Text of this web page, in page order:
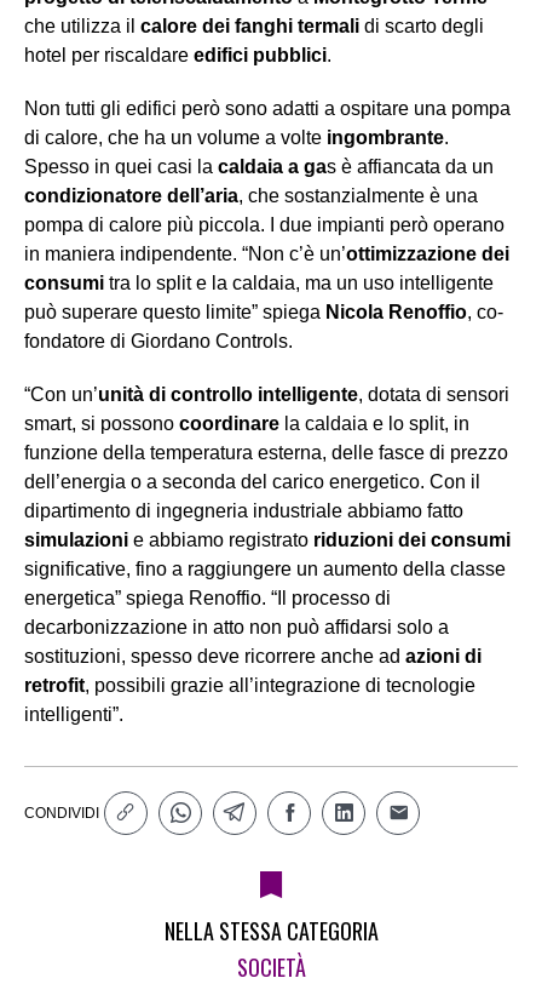
che utilizza il calore dei fanghi termali di scarto degli
hotel per riscaldare edifici pubblici.
Non tutti gli edifici però sono adatti a ospitare una pompa
di calore, che ha un volume a volte ingombrante.
Spesso in quei casi la caldaia a gas è affiancata da un
condizionatore dell’aria, che sostanzialmente è una
pompa di calore più piccola. I due impianti però operano
in maniera indipendente. “Non c’è un’ottimizzazione dei
consumi tra lo split e la caldaia, ma un uso intelligente
può superare questo limite” spiega Nicola Renoffio, co-
fondatore di Giordano Controls.
“Con un’unità di controllo intelligente, dotata di sensori
smart, si possono coordinare la caldaia e lo split, in
funzione della temperatura esterna, delle fasce di prezzo
dell’energia o a seconda del carico energetico. Con il
dipartimento di ingegneria industriale abbiamo fatto
simulazioni e abbiamo registrato riduzioni dei consumi
significative, fino a raggiungere un aumento della classe
energetica” spiega Renoffio. “Il processo di
decarbonizzazione in atto non può affidarsi solo a
sostituzioni, spesso deve ricorrere anche ad azioni di
retrofit, possibili grazie all’integrazione di tecnologie
intelligenti”.
CONDIVIDI
NELLA STESSA CATEGORIA
SOCIETÀ